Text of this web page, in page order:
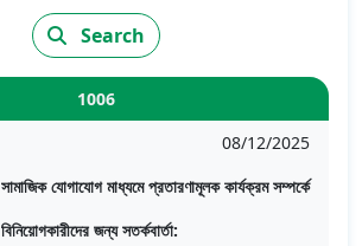
Search
1006
08/12/2025
সামাজিক যোগাযোগ মাধ্যমে প্রতারণামূলক কার্যক্রম সম্পর্কে
বিনিয়োগকারীদের জন্য সতর্কবার্তা: